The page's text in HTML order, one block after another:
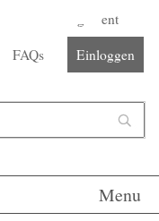
Corona-Management
FAQs Einloggen
Menu